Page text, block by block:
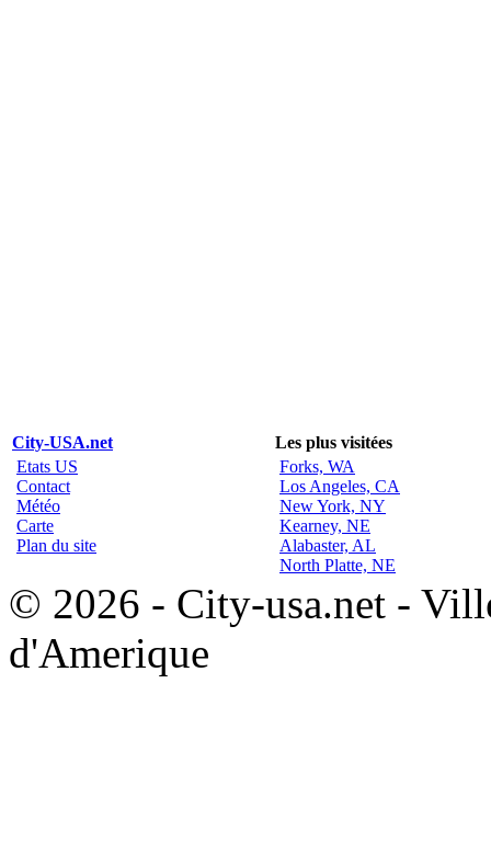
City-USA.net
Les plus visitées
Etats US
Contact
Météo
Carte
Plan du site
Forks, WA
Los Angeles, CA
New York, NY
Kearney, NE
Alabaster, AL
North Platte, NE
© 2026 - City-usa.net -
d'Amerique